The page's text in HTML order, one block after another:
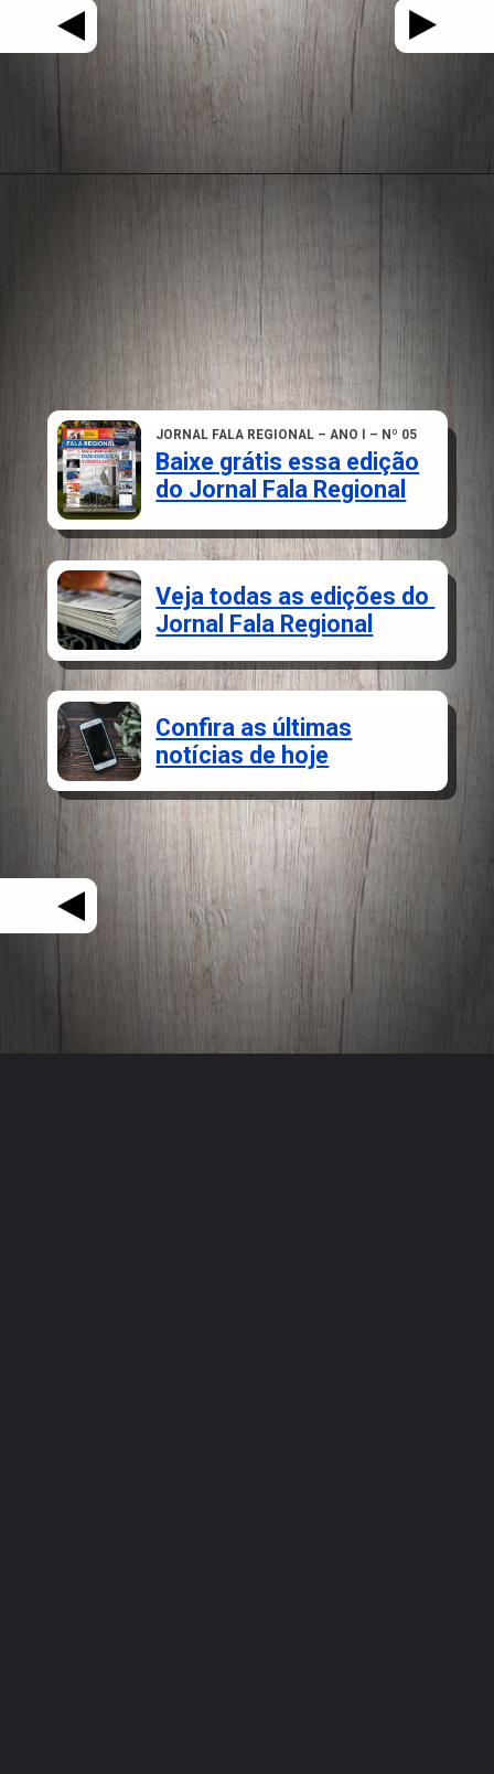
Baixe grátis essa edição
do Jornal Fala Regional
Confira as últimas
notícias de hoje
Veja todas as edições do
Jornal Fala Regional
JORNAL FALA REGIONAL – ANO I – Nº 05